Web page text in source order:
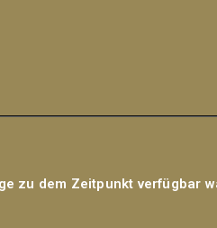
zu dem Zeitpunkt verfügbar